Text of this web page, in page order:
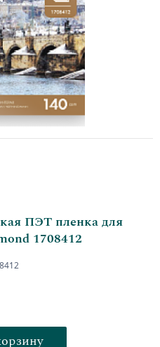
ПЭТ пленка для
1708412